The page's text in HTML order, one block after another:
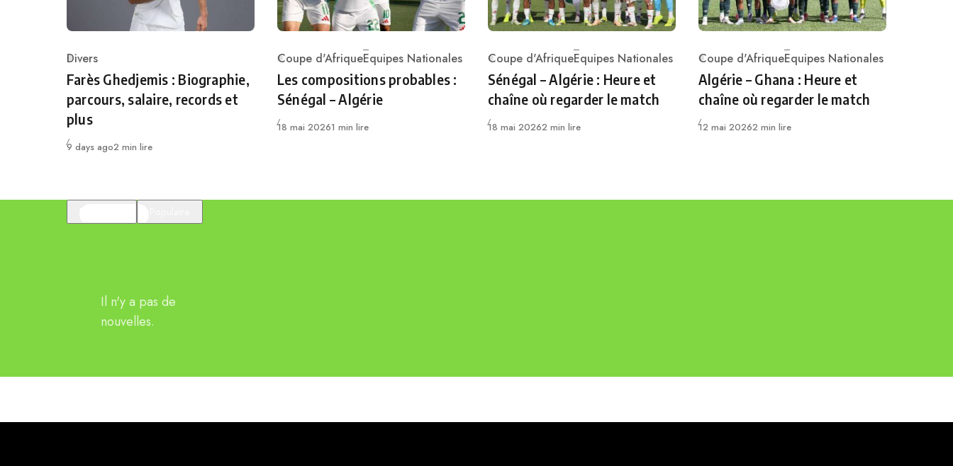
Category
Divers
Farès Ghedjemis : Biographie,
parcours, salaire, records et
plus
Publié
9 days ago2 min lire
Category
Coupe d'AfriqueEquipes Nationales
Les compositions probables :
Sénégal – Algérie
Publié
18 mai 20261 min lire
Category
Coupe d'AfriqueEquipes Nationales
Sénégal – Algérie : Heure et
chaîne où regarder le match
Publié
18 mai 20262 min lire
Category
Coupe d'AfriqueEquipes Nationales
Algérie – Ghana : Heure et
chaîne où regarder le match
Publié
12 mai 20262 min lire
Il n'y a pas de
nouvelles.